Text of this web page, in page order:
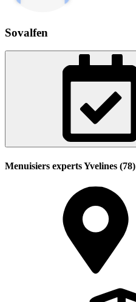
Sovalfen
Menuisiers experts Yvelines (78)